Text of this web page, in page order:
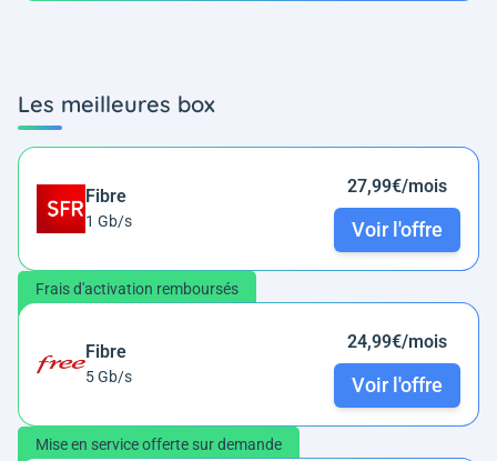
Les meilleures box
Fibre
1 Gb/s
27,99€/mois
Voir l'offre
Frais d'activation remboursés
Fibre
5 Gb/s
24,99€/mois
Voir l'offre
Mise en service offerte sur demande